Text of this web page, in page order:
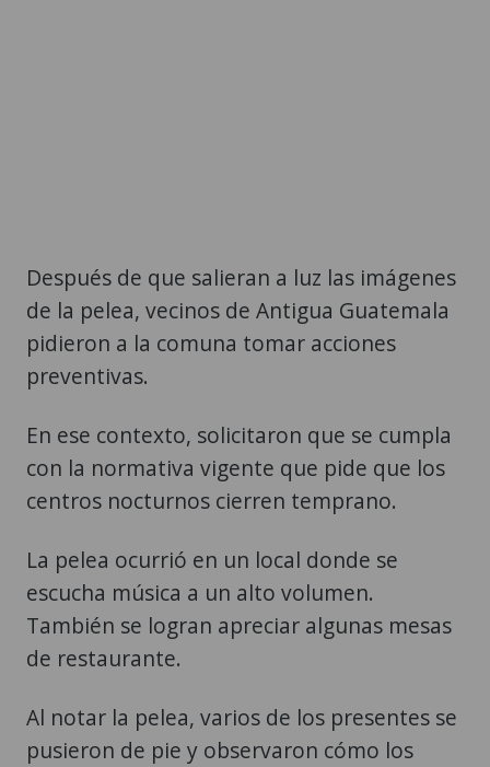
Después de que salieran a luz las imágenes
de la pelea, vecinos de Antigua Guatemala
pidieron a la comuna tomar acciones
preventivas.
En ese contexto, solicitaron que se cumpla
con la normativa vigente que pide que los
centros nocturnos cierren temprano.
La pelea ocurrió en un local donde se
escucha música a un alto volumen.
También se logran apreciar algunas mesas
de restaurante.
Al notar la pelea, varios de los presentes se
pusieron de pie y observaron cómo los